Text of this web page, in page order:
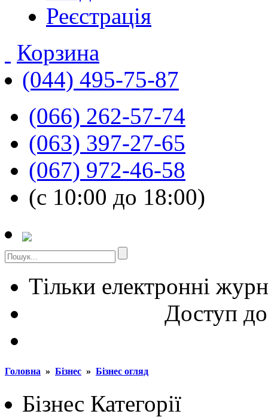
Реєстрація
Корзина
(044) 495-75-87
(066) 262-57-74
(063) 397-27-65
(067) 972-46-58
(с 10:00 до 18:00)
Тільки електронні
Доступ
Головна » Бізнес » Бізнес огляд
Бізнес Категорії